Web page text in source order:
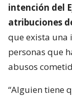
intención del
atribuciones
que exista una
personas que
abusos
“Alguien tiene